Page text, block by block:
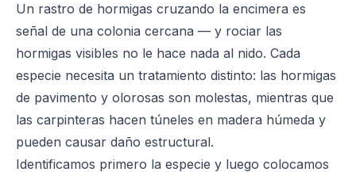
Un rastro de hormigas cruzando la encimera es
señal de una colonia cercana — y rociar las
hormigas visibles no le hace nada al nido. Cada
especie necesita un tratamiento distinto: las hormigas
de pavimento y olorosas son molestas, mientras que
las carpinteras hacen túneles en madera húmeda y
pueden causar daño estructural.
Identificamos primero la especie y luego colocamos